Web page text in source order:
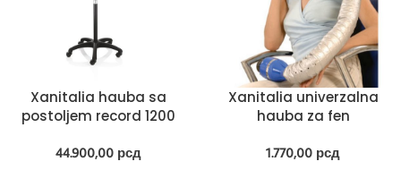
Xanitalia hauba sa
postoljem record 1200
44.900,00 рсд
Xanitalia univerzalna
hauba za fen
1.770,00 рсд